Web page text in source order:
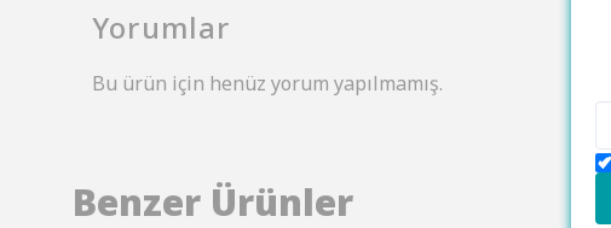
Yorumlar
Bu ürün için henüz yorum yapılmamış.
Benzer Ürünler